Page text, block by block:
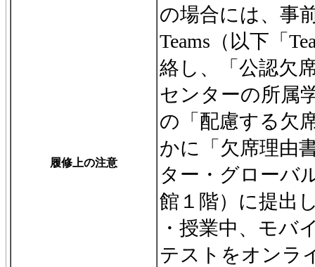
履修上の注意
の場合には、事
Teams（以下「
絡し、「公認欠
センターの所属
の「配慮する欠
かに「欠席理由
ター・グローバ
館１階）に提出
・授業中、モバ
テストをオンラ